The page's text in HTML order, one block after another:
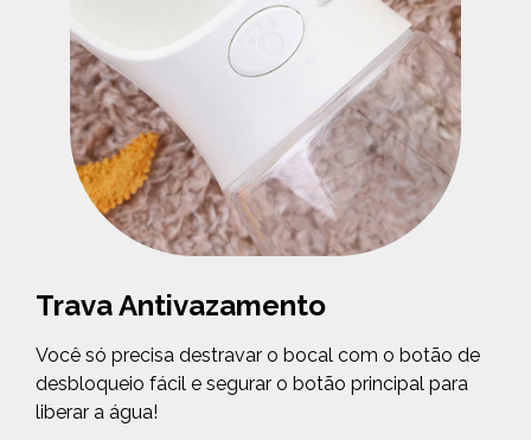
Trava Antivazamento
Você só precisa destravar o bocal com o botão de
desbloqueio fácil e segurar o botão principal para
liberar a água!